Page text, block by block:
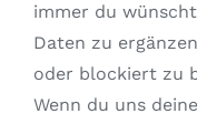
immer du
Daten zu
oder blockiert zu
Wenn du uns